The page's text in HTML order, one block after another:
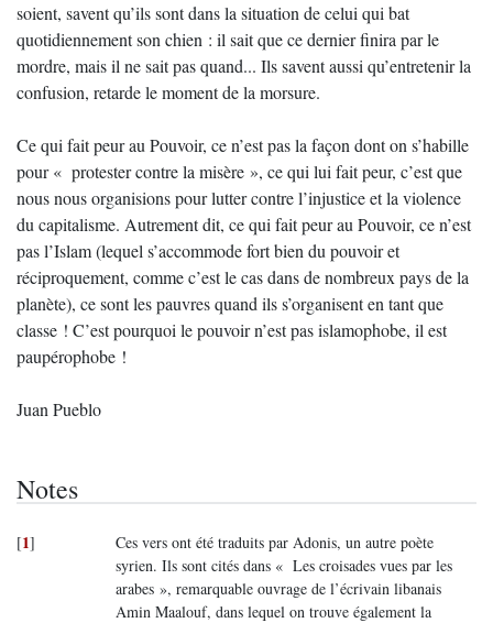
soient, savent qu’ils sont dans la situation de celui qui bat
quotidiennement son chien : il sait que ce dernier finira par le
mordre, mais il ne sait pas quand... Ils savent aussi qu’entretenir la
confusion, retarde le moment de la morsure.
Ce qui fait peur au Pouvoir, ce n’est pas la façon dont on s’habille
pour « protester contre la misère », ce qui lui fait peur, c’est que
nous nous organisions pour lutter contre l’injustice et la violence
du capitalisme. Autrement dit, ce qui fait peur au Pouvoir, ce n’est
pas l’Islam (lequel s’accommode fort bien du pouvoir et
réciproquement, comme c’est le cas dans de nombreux pays de la
planète), ce sont les pauvres quand ils s’organisent en tant que
classe ! C’est pourquoi le pouvoir n’est pas islamophobe, il est
paupérophobe !
Juan Pueblo
Notes
[1]
Ces vers ont été traduits par Adonis, un autre poète
syrien. Ils sont cités dans « Les croisades vues par les
arabes », remarquable ouvrage de l’écrivain libanais
Amin Maalouf, dans lequel on trouve également la